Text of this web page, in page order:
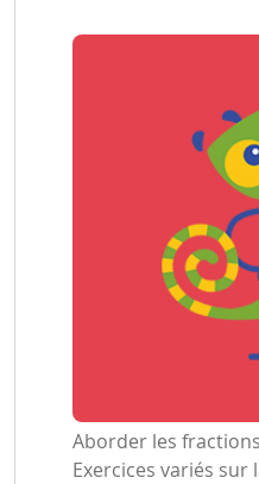
Aborder les
Exercices variés sur